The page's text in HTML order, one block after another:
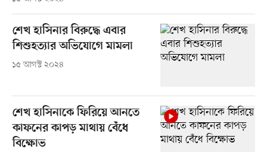
শেখ হাসিনার বিরুদ্ধে এবার
শিশুহত্যার অভিযোগে মামলা
১৫ আগস্ট ২০২৪
শেখ হাসিনাকে ফিরিয়ে আনতে
কাফনের কাপড় মাথায় বেঁধে
বিক্ষোভ